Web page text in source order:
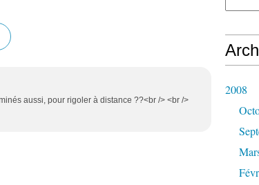
aussi, pour rigoler à distance ??<br /> <br />
2008